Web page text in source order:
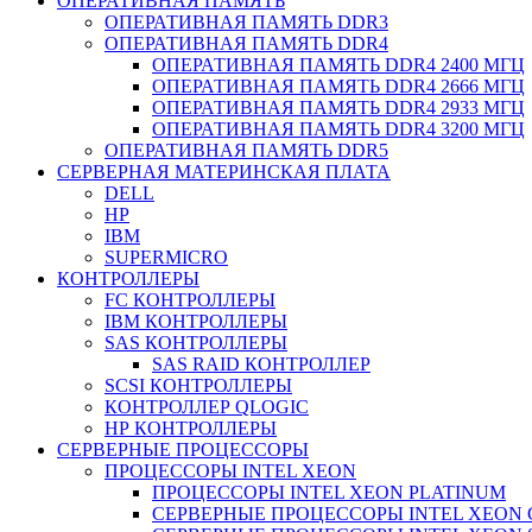
ОПЕРАТИВНАЯ ПАМЯТЬ DDR3
ОПЕРАТИВНАЯ ПАМЯТЬ DDR4
ОПЕРАТИВНАЯ ПАМЯТЬ DDR4 2400 МГЦ
ОПЕРАТИВНАЯ ПАМЯТЬ DDR4 2666 МГЦ
ОПЕРАТИВНАЯ ПАМЯТЬ DDR4 2933 МГЦ
ОПЕРАТИВНАЯ ПАМЯТЬ DDR4 3200 МГЦ
ОПЕРАТИВНАЯ ПАМЯТЬ DDR5
СЕРВЕРНАЯ МАТЕРИНСКАЯ ПЛАТА
DELL
HP
IBM
SUPERMICRO
КОНТРОЛЛЕРЫ
FC КОНТРОЛЛЕРЫ
IBM КОНТРОЛЛЕРЫ
SAS КОНТРОЛЛЕРЫ
SAS RAID КОНТРОЛЛЕР
SCSI КОНТРОЛЛЕРЫ
КОНТРОЛЛЕР QLOGIC
НР КОНТРОЛЛЕРЫ
СЕРВЕРНЫЕ ПРОЦЕССОРЫ
ПРОЦЕССОРЫ INTEL XEON
ПРОЦЕССОРЫ INTEL XEON PLATINUM
СЕРВЕРНЫЕ ПРОЦЕССОРЫ INTEL XEON